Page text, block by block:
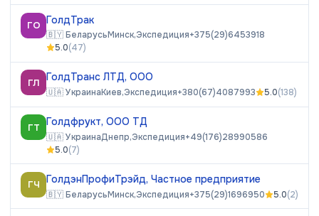
ГО ГолдТрак
🇧🇾БеларусьМинск,Экспедиция+375(29)6453918
5.0(47)
ГЛ ГолдТранс ЛТД, ООО
🇺🇦УкраинаКиев,Экспедиция+380(67)4087993 5.0(138)
ГТ Голдфрукт, ООО ТД
🇺🇦УкраинаДнепр,Экспедиция+49(176)28990586
5.0(7)
ГЧ ГолдэнПрофиТрэйд, Частное предприятие
🇧🇾БеларусьМинск,Экспедиция+375(29)1696950 5.0(2)